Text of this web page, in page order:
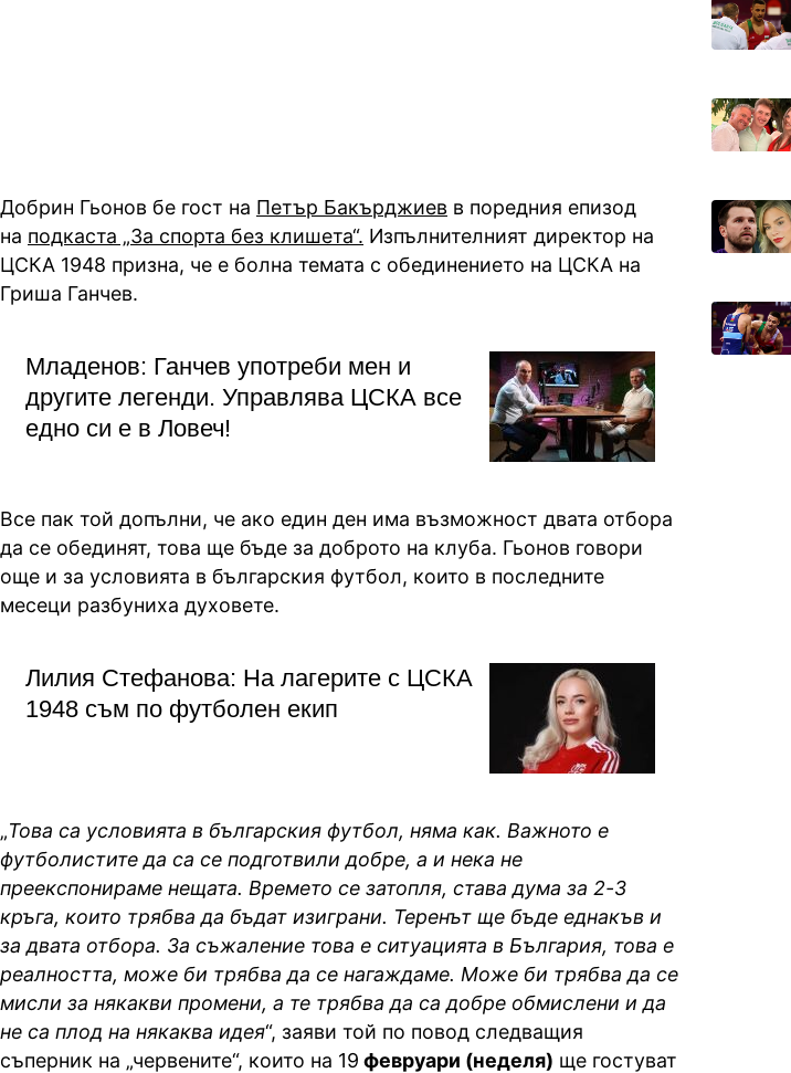
Добрин Гьонов бе гост на Петър Бакърджиев в поредния епизод
на подкаста „За спорта без клишета“. Изпълнителният директор на
ЦСКА 1948 призна, че е болна темата с обединението на ЦСКА на
Гриша Ганчев.
Младенов: Ганчев употреби мен и
другите легенди. Управлява ЦСКА все
едно си е в Ловеч!
Все пак той допълни, че ако един ден има възможност двата отбора
да се обединят, това ще бъде за доброто на клуба. Гьонов говори
още и за условията в българския футбол, които в последните
месеци разбуниха духовете.
Лилия Стефанова: На лагерите с ЦСКА
1948 съм по футболен екип
„Това са условията в българския футбол, няма как. Важното е
футболистите да са се подготвили добре, а и нека не
преекспонираме нещата. Времето се затопля, става дума за 2-3
кръга, които трябва да бъдат изиграни. Теренът ще бъде еднакъв и
за двата отбора. За съжаление това е ситуацията в България, това е
реалността, може би трябва да се нагаждаме. Може би трябва да се
мисли за някакви промени, а те трябва да са добре обмислени и да
не са плод на някаква идея“, заяви той по повод следващия
съперник на „червените“, които на 19 февруари (неделя) ще гостуват